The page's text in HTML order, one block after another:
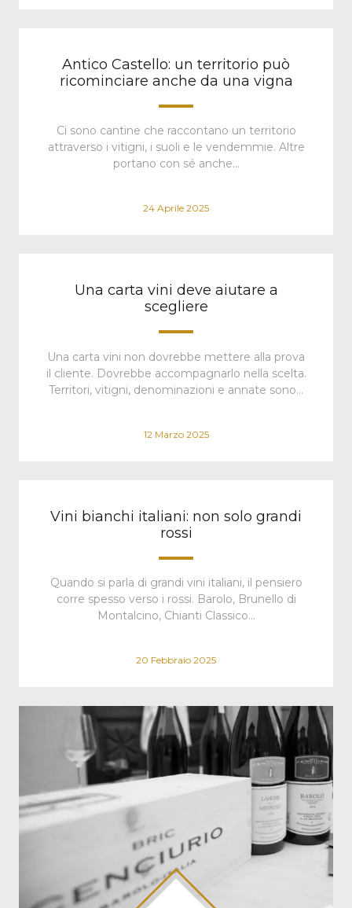
Antico Castello: un territorio può
ricominciare anche da una vigna
Ci sono cantine che raccontano un territorio
attraverso i vitigni, i suoli e le vendemmie. Altre
portano con sé anche…
24 Aprile 2025
Una carta vini deve aiutare a
scegliere
Una carta vini non dovrebbe mettere alla prova
il cliente. Dovrebbe accompagnarlo nella scelta.
Territori, vitigni, denominazioni e annate sono…
12 Marzo 2025
Vini bianchi italiani: non solo grandi
rossi
Quando si parla di grandi vini italiani, il pensiero
corre spesso verso i rossi. Barolo, Brunello di
Montalcino, Chianti Classico…
20 Febbraio 2025